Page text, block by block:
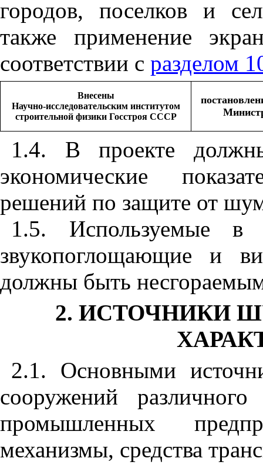
городов, поселков и
также применение
соответствии с разделом
Внесены
Научно-исследовательским институтом
строительной физики Госстроя СССР
М
1.4. В проекте
экономические
решений по защите от
1.5. Используемые в
звукопоглощающие и
должны быть
2. ИСТОЧНИКИ
2.1. Основными
сооружений
промышленных
механизмы, средства